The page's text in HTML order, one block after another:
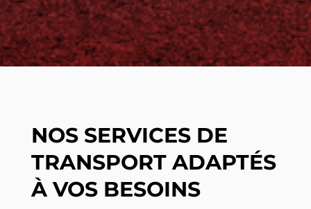
NOS SERVICES DE
TRANSPORT ADAPTÉS
À VOS BESOINS